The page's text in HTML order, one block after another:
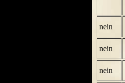
nein
nein
nein